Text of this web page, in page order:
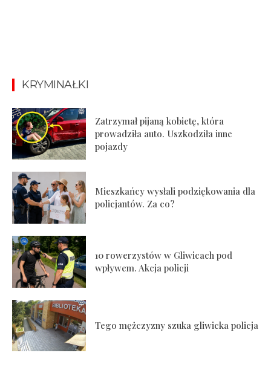
KRYMINAŁKI
Zatrzymał pijaną kobietę, która
prowadziła auto. Uszkodziła inne
pojazdy
Mieszkańcy wysłali podziękowania dla
policjantów. Za co?
10 rowerzystów w Gliwicach pod
wpływem. Akcja policji
Tego mężczyzny szuka gliwicka policja